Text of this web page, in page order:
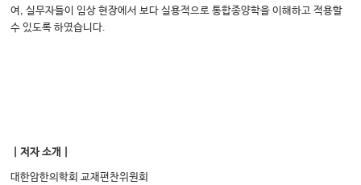
여, 실무자들이 임상 현장에서 보다 실용적으로 통합종양학을 이해하고 적용할
수 있도록 하였습니다.
｜저자 소개｜
대한암한의학회 교재편찬위원회